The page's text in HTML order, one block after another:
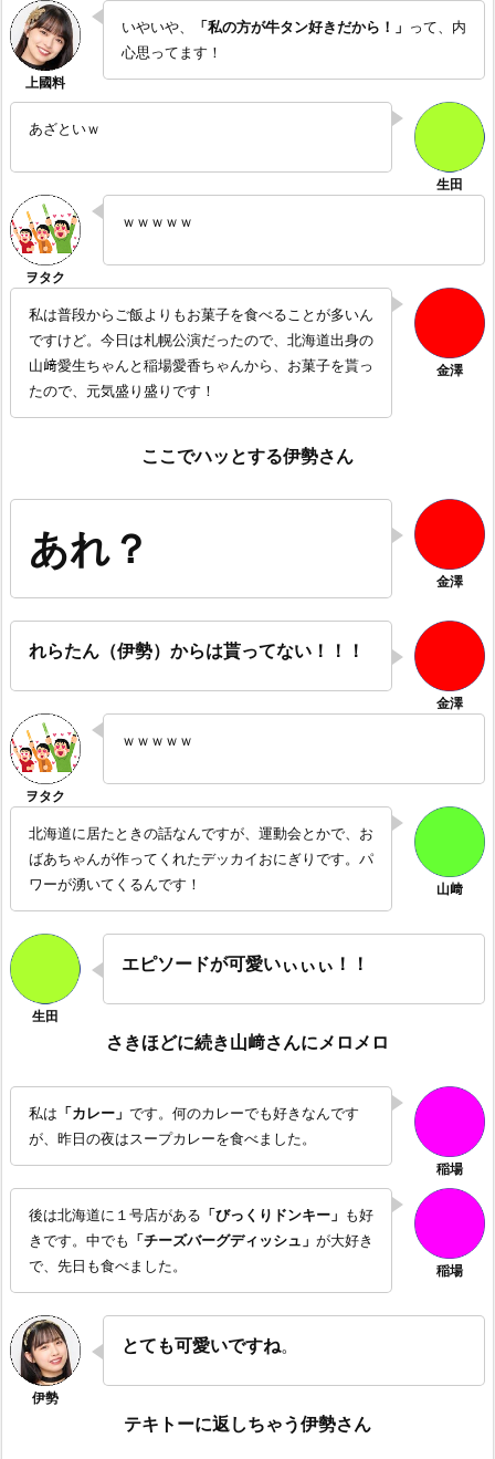
いやいや、 「私の方が牛タン好きだから！」 って、内
心思ってます！
あざといｗ
ｗｗｗｗｗ
私は普段からご飯よりもお菓子を食べることが多いん
ですけど。今日は札幌公演だったので、北海道出身の
山﨑愛生ちゃんと稲場愛香ちゃんから、お菓子を貰っ
たので、元気盛り盛りです！
ここでハッとする伊勢さん
あれ？
れらたん（伊勢）からは貰ってない！！！
ｗｗｗｗｗ
北海道に居たときの話なんですが、運動会とかで、お
ばあちゃんが作ってくれたデッカイおにぎりです。パ
ワーが湧いてくるんです！
エピソードが可愛いぃぃぃ！！
さきほどに続き山﨑さんにメロメロ
私は 「カレー」 です。何のカレーでも好きなんです
が、昨日の夜はスープカレーを食べました。
後は北海道に１号店がある 「びっくりドンキー」 も好
きです。中でも 「チーズバーグディッシュ」 が大好き
で、先日も食べました。
とても可愛いですね。
テキトーに返しちゃう伊勢さん